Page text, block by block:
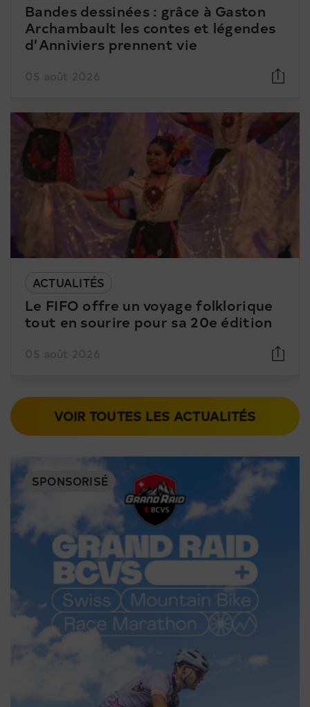
Bandes dessinées : grâce à Gaston
Archambault les contes et légendes
d’Anniviers prennent vie
05 août 2026
ACTUALITÉS
Le FIFO offre un voyage folklorique
tout en sourire pour sa 20e édition
05 août 2026
VOIR TOUTES LES ACTUALITÉS
SPONSORISÉ